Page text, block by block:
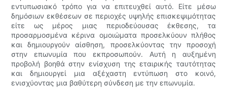
εντυπωσιακό τρόπο για να επιτευχθεί αυτό. Είτε μέσω
δημόσιων εκθέσεων σε περιοχές υψηλής επισκεψιμότητας
είτε ως μέρος μιας περιοδεύουσας έκθεσης, τα
προσαρμοσμένα κέρινα ομοιώματα προσελκύουν πλήθος
και δημιουργούν αίσθηση, προσελκύοντας την προσοχή
στην επωνυμία που εκπροσωπούν. Αυτή η αυξημένη
προβολή βοηθά στην ενίσχυση της εταιρικής ταυτότητας
και δημιουργεί μια αξέχαστη εντύπωση στο κοινό,
ενισχύοντας μια βαθύτερη σύνδεση με την επωνυμία.